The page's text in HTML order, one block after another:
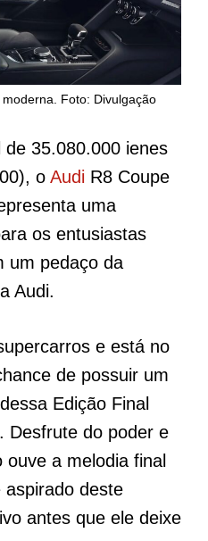
Foto: Divulgação
35.080.000 ienes
o Audi R8 Coupe
uma
os entusiastas
um pedaço da
Audi.
e está no
de possuir um
Edição Final
Desfrute do poder e
a melodia final
deste
antes que ele deixe